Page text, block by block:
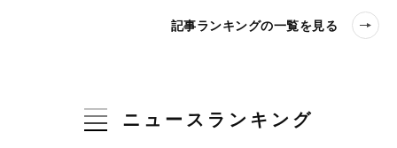
記事ランキングの一覧を見る
ニュースランキング